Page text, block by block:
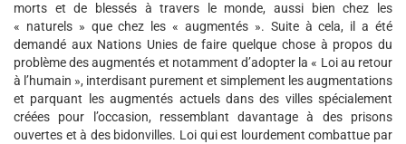
morts et de blessés à travers le monde, aussi bien chez les
« naturels » que chez les « augmentés ». Suite à cela, il a été
demandé aux Nations Unies de faire quelque chose à propos du
problème des augmentés et notamment d’adopter la « Loi au retour
à l’humain », interdisant purement et simplement les augmentations
et parquant les augmentés actuels dans des villes spécialement
créées pour l’occasion, ressemblant davantage à des prisons
ouvertes et à des bidonvilles. Loi qui est lourdement combattue par